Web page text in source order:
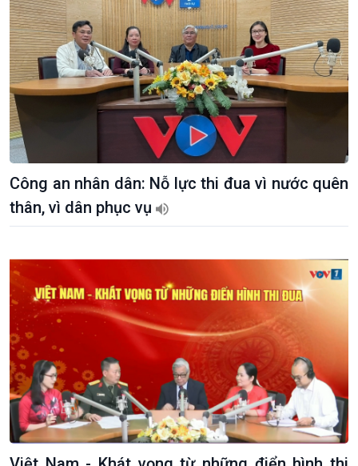
Công an nhân dân: Nỗ lực thi đua vì nước quên
thân, vì dân phục vụ